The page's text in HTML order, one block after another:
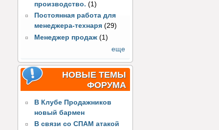
производство. (1)
Постоянная работа для
менеджера-технаря (29)
Менеджер продаж (1)
еще
НОВЫЕ ТЕМЫ
ФОРУМА
В Клубе Продажников
новый бармен
В связи со СПАМ атакой